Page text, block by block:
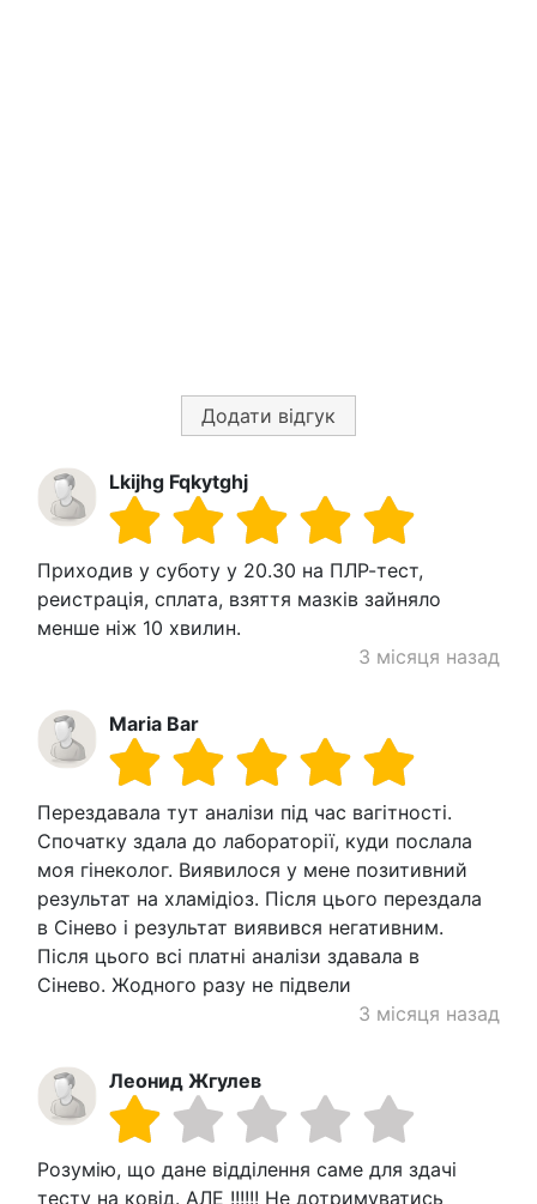
Додати відгук
Lkijhg Fqkytghj
Приходив у суботу у 20.30 на ПЛР-тест,
реистрація, сплата, взяття мазків зайняло
менше ніж 10 хвилин.
3 місяця назад
Maria Bar
Перездавала тут аналізи під час вагітності.
Спочатку здала до лабораторії, куди послала
моя гінеколог. Виявилося у мене позитивний
результат на хламідіоз. Після цього перездала
в Сінево і результат виявився негативним.
Після цього всі платні аналізи здавала в
Сінево. Жодного разу не підвели
3 місяця назад
Леонид Жгулев
Розумію, що дане відділення саме для здачі
тесту на ковід. АЛЕ !!!!!! Не дотримуватись